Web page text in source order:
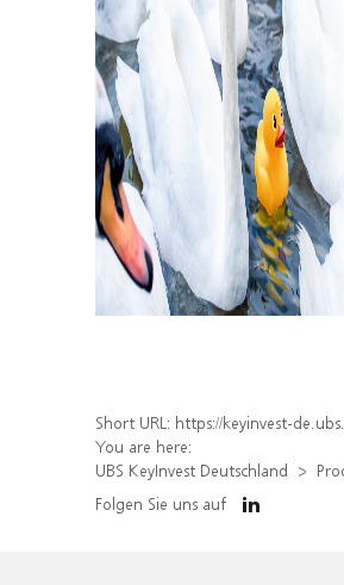
Short URL: https://keyinvest-de.ubs.com/produkt/detail/
You are here:
UBS KeyInvest Deutschland
Folgen Sie uns auf